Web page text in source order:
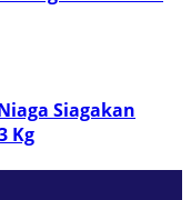
Siagakan
Kg